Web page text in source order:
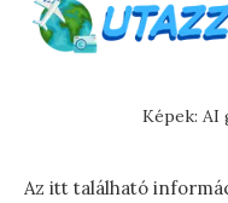
Képek:
Az itt található